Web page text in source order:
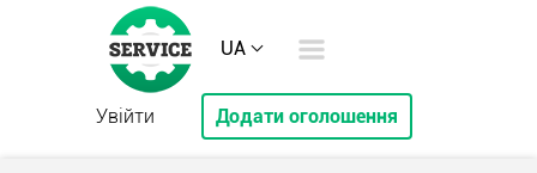
UA
Увійти Додати оголошення